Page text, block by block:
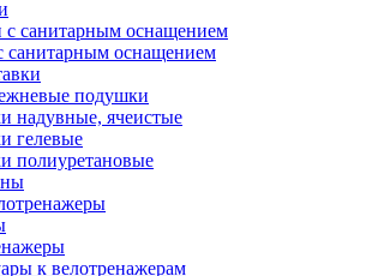
с санитарным оснащением
санитарным оснащением
подушки
надувные, ячеистые
гелевые
полиуретановые
к велотренажерам